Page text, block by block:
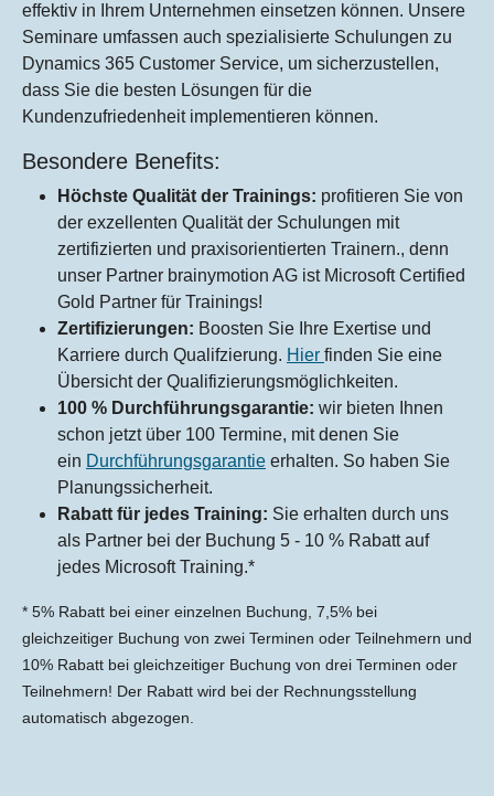
effektiv in Ihrem Unternehmen einsetzen können. Unsere
Seminare umfassen auch spezialisierte Schulungen zu
Dynamics 365 Customer Service, um sicherzustellen,
dass Sie die besten Lösungen für die
Kundenzufriedenheit implementieren können.
Besondere Benefits:
Höchste Qualität der Trainings: profitieren Sie von
der exzellenten Qualität der Schulungen mit
zertifizierten und praxisorientierten Trainern., denn
unser Partner brainymotion AG ist Microsoft Certified
Gold Partner für Trainings!
Zertifizierungen: Boosten Sie Ihre Exertise und
Karriere durch Qualifzierung. Hier finden Sie eine
Übersicht der Qualifizierungsmöglichkeiten.
100 % Durchführungsgarantie: wir bieten Ihnen
schon jetzt über 100 Termine, mit denen Sie
ein Durchführungsgarantie erhalten. So haben Sie
Planungssicherheit.
Rabatt für jedes Training: Sie erhalten durch uns
als Partner bei der Buchung 5 - 10 % Rabatt auf
jedes Microsoft Training.*
* 5% Rabatt bei einer einzelnen Buchung, 7,5% bei
gleichzeitiger Buchung von zwei Terminen oder Teilnehmern und
10% Rabatt bei gleichzeitiger Buchung von drei Terminen oder
Teilnehmern! Der Rabatt wird bei der Rechnungsstellung
automatisch abgezogen.